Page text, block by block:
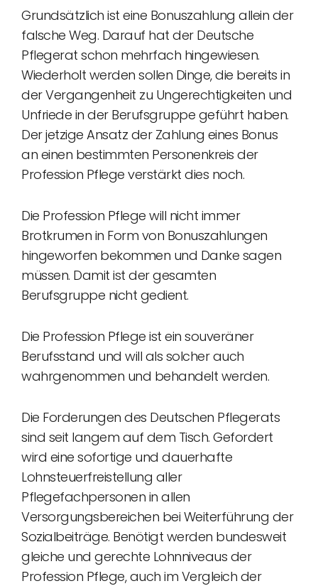
Grundsätzlich ist eine Bonuszahlung allein der
falsche Weg. Darauf hat der Deutsche
Pflegerat schon mehrfach hingewiesen.
Wiederholt werden sollen Dinge, die bereits in
der Vergangenheit zu Ungerechtigkeiten und
Unfriede in der Berufsgruppe geführt haben.
Der jetzige Ansatz der Zahlung eines Bonus
an einen bestimmten Personenkreis der
Profession Pflege verstärkt dies noch.
Die Profession Pflege will nicht immer
Brotkrumen in Form von Bonuszahlungen
hingeworfen bekommen und Danke sagen
müssen. Damit ist der gesamten
Berufsgruppe nicht gedient.
Die Profession Pflege ist ein souveräner
Berufsstand und will als solcher auch
wahrgenommen und behandelt werden.
Die Forderungen des Deutschen Pflegerats
sind seit langem auf dem Tisch. Gefordert
wird eine sofortige und dauerhafte
Lohnsteuerfreistellung aller
Pflegefachpersonen in allen
Versorgungsbereichen bei Weiterführung der
Sozialbeiträge. Benötigt werden bundesweit
gleiche und gerechte Lohnniveaus der
Profession Pflege, auch im Vergleich der